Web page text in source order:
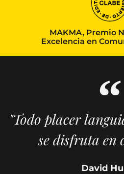
MAKMA, Premio
Excelencia en
"Todo placer
se disfruta en
David